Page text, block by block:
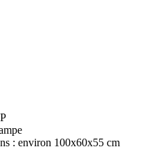
: environ 100x60x55 cm